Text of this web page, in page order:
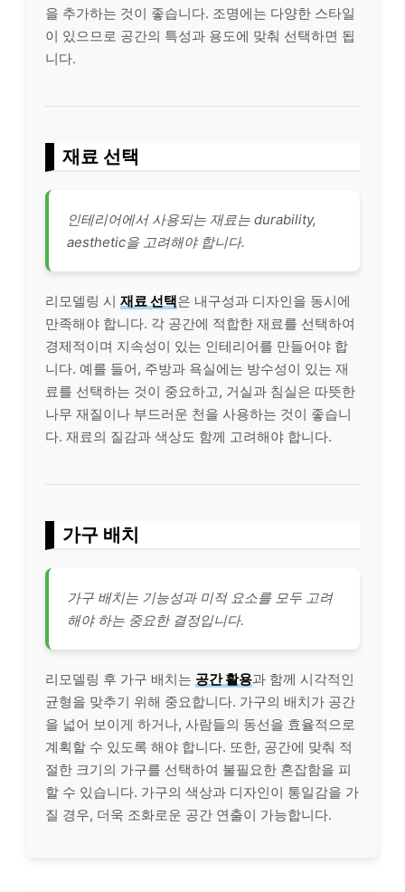
을 추가하는 것이 좋습니다. 조명에는 다양한 스타일
이 있으므로 공간의 특성과 용도에 맞춰 선택하면 됩
니다.
재료 선택
인테리어에서 사용되는 재료는 durability,
aesthetic을 고려해야 합니다.
리모델링 시 재료 선택은 내구성과 디자인을 동시에
만족해야 합니다. 각 공간에 적합한 재료를 선택하여
경제적이며 지속성이 있는 인테리어를 만들어야 합
니다. 예를 들어, 주방과 욕실에는 방수성이 있는 재
료를 선택하는 것이 중요하고, 거실과 침실은 따뜻한
나무 재질이나 부드러운 천을 사용하는 것이 좋습니
다. 재료의 질감과 색상도 함께 고려해야 합니다.
가구 배치
가구 배치는 기능성과 미적 요소를 모두 고려
해야 하는 중요한 결정입니다.
리모델링 후 가구 배치는 공간 활용과 함께 시각적인
균형을 맞추기 위해 중요합니다. 가구의 배치가 공간
을 넓어 보이게 하거나, 사람들의 동선을 효율적으로
계획할 수 있도록 해야 합니다. 또한, 공간에 맞춰 적
절한 크기의 가구를 선택하여 불필요한 혼잡함을 피
할 수 있습니다. 가구의 색상과 디자인이 통일감을 가
질 경우, 더욱 조화로운 공간 연출이 가능합니다.